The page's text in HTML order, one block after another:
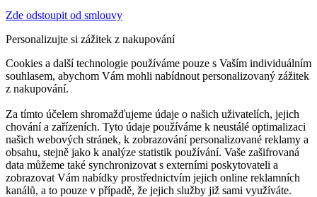
Zde odstoupit od smlouvy
Personalizujte si zážitek z nakupování
Cookies a další technologie používáme pouze s Vaším individuálním
souhlasem, abychom Vám mohli nabídnout personalizovaný zážitek
z nakupování.
Za tímto účelem shromažďujeme údaje o našich uživatelích, jejich
chování a zařízeních. Tyto údaje používáme k neustálé optimalizaci
našich webových stránek, k zobrazování personalizované reklamy a
obsahu, stejně jako k analýze statistik používání. Vaše zašifrovaná
data můžeme také synchronizovat s externími poskytovateli a
zobrazovat Vám nabídky prostřednictvím jejich online reklamních
kanálů, a to pouze v případě, že jejich služby již sami využíváte.